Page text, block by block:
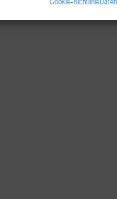
Kindern ist